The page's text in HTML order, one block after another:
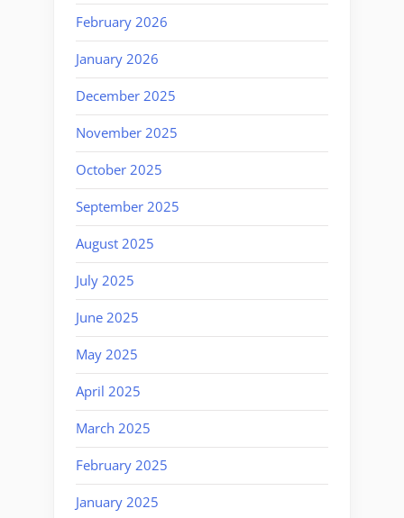
February 2026
January 2026
December 2025
November 2025
October 2025
September 2025
August 2025
July 2025
June 2025
May 2025
April 2025
March 2025
February 2025
January 2025